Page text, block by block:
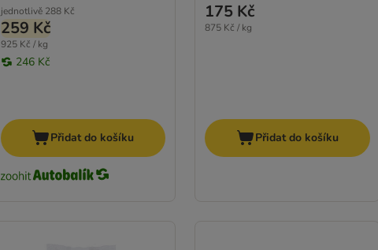
jednotlivě 288 Kč
259 Kč
925 Kč / kg
246 Kč
Přidat do košíku
175 Kč
875 Kč / kg
Přidat do košíku